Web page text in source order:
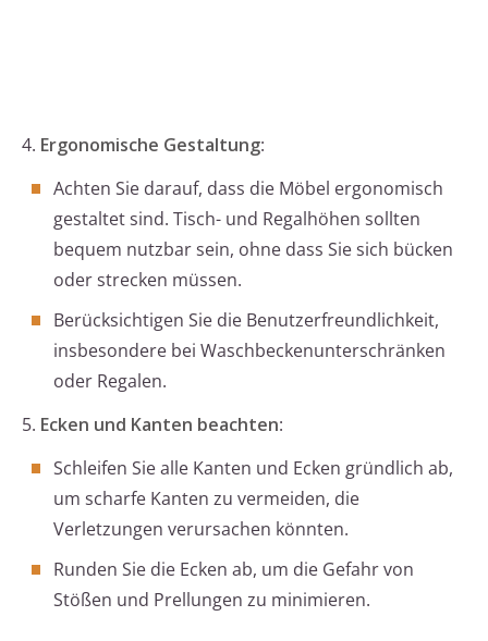
4. Ergonomische Gestaltung:
Achten Sie darauf, dass die Möbel ergonomisch
gestaltet sind. Tisch- und Regalhöhen sollten
bequem nutzbar sein, ohne dass Sie sich bücken
oder strecken müssen.
Berücksichtigen Sie die Benutzerfreundlichkeit,
insbesondere bei Waschbeckenunterschränken
oder Regalen.
5. Ecken und Kanten beachten:
Schleifen Sie alle Kanten und Ecken gründlich ab,
um scharfe Kanten zu vermeiden, die
Verletzungen verursachen könnten.
Runden Sie die Ecken ab, um die Gefahr von
Stößen und Prellungen zu minimieren.